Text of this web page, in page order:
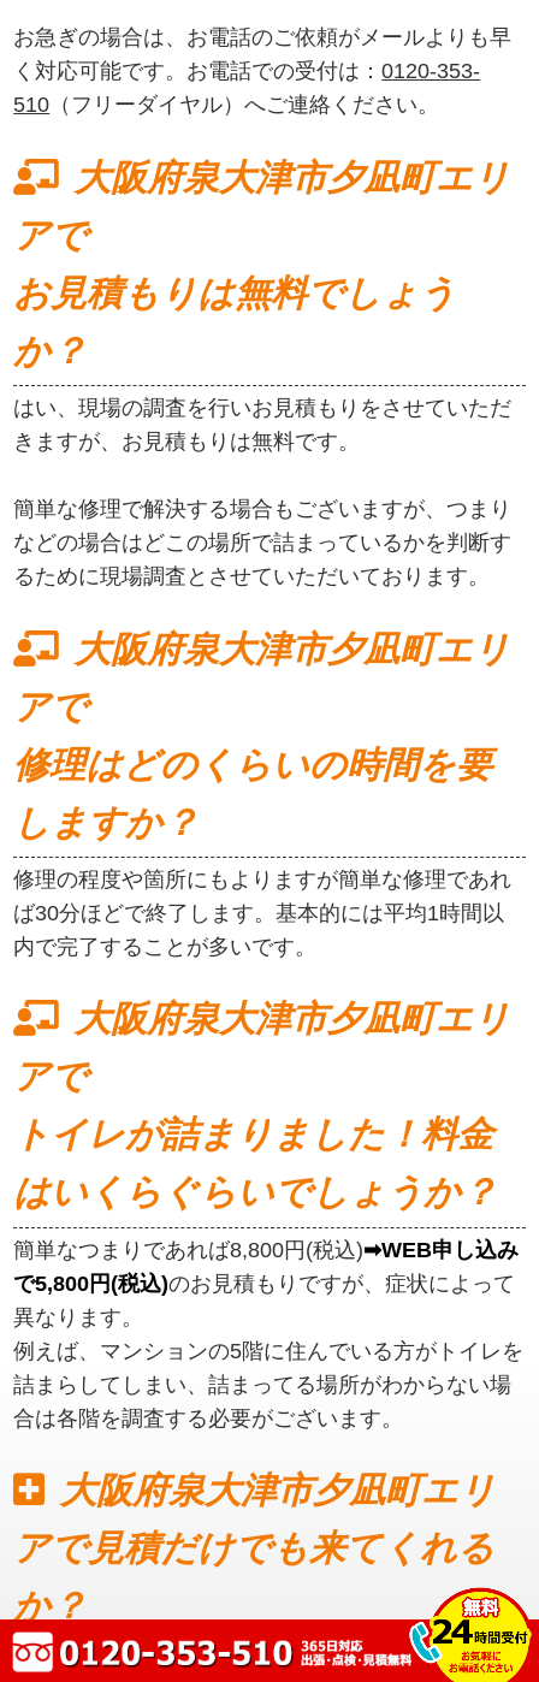
お急ぎの場合は、お電話のご依頼がメールよりも早
く対応可能です。お電話での受付は：0120-353-
510 （フリーダイヤル）へご連絡ください。
大阪府泉大津市夕凪町エリ
アで
お見積もりは無料でしょう
か？
はい、現場の調査を行いお見積もりをさせていただ
きますが、お見積もりは無料です。
簡単な修理で解決する場合もございますが、つまり
などの場合はどこの場所で詰まっているかを判断す
るために現場調査とさせていただいております。
大阪府泉大津市夕凪町エリ
アで
修理はどのくらいの時間を要
しますか？
修理の程度や箇所にもよりますが簡単な修理であれ
ば30分ほどで終了します。基本的には平均1時間以
内で完了することが多いです。
大阪府泉大津市夕凪町エリ
アで
トイレが詰まりました！料金
はいくらぐらいでしょうか？
簡単なつまりであれば8,800円(税込)➡WEB申し込み
で5,800円(税込)のお見積もりですが、症状によって
異なります。
例えば、マンションの5階に住んでいる方がトイレを
詰まらしてしまい、詰まってる場所がわからない場
合は各階を調査する必要がございます。
大阪府泉大津市夕凪町エリ
アで見積だけでも来てくれる
か？
見積もりだけでも可能です。